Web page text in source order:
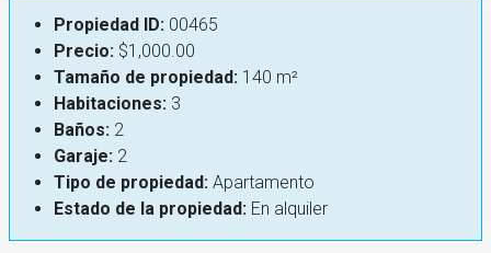
Propiedad ID: 00465
Precio: $1,000.00
Tamaño de propiedad: 140 m²
Habitaciones: 3
Baños: 2
Garaje: 2
Tipo de propiedad: Apartamento
Estado de la propiedad: En alquiler